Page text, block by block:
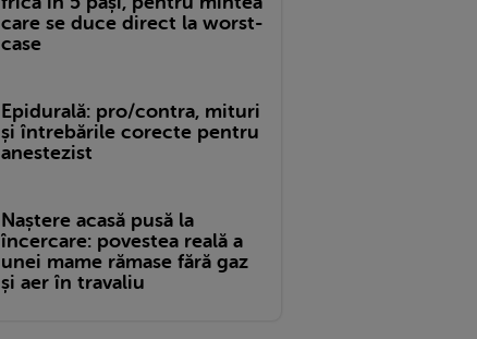
care se duce direct la worst-
case
Epidurală: pro/contra, mituri
și întrebările corecte pentru
anestezist
Naștere acasă pusă la
încercare: povestea reală a
unei mame rămase fără gaz
și aer în travaliu